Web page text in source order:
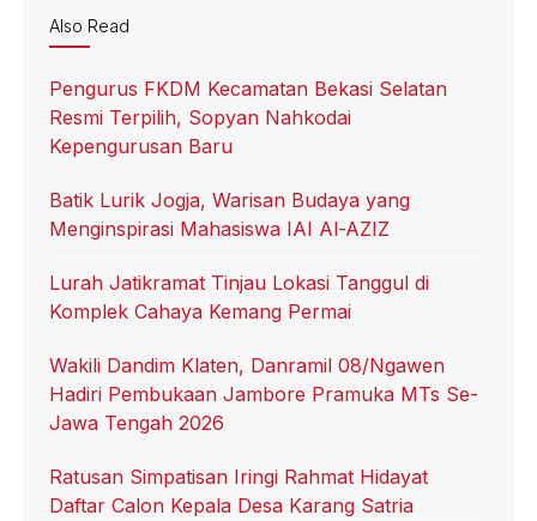
Also Read
Pengurus FKDM Kecamatan Bekasi Selatan
Resmi Terpilih, Sopyan Nahkodai
Kepengurusan Baru
Batik Lurik Jogja, Warisan Budaya yang
Menginspirasi Mahasiswa IAI Al-AZIZ
Lurah Jatikramat Tinjau Lokasi Tanggul di
Komplek Cahaya Kemang Permai
Wakili Dandim Klaten, Danramil 08/Ngawen
Hadiri Pembukaan Jambore Pramuka MTs Se-
Jawa Tengah 2026
Ratusan Simpatisan Iringi Rahmat Hidayat
Daftar Calon Kepala Desa Karang Satria